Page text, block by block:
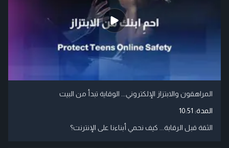
المراهقون والابتزاز الإلكتروني... الوقاية تبدأ من البيت
المدة: 10:51
الثقة قبل الرقابة... كيف نحمي أبناءنا على الإنترنت؟